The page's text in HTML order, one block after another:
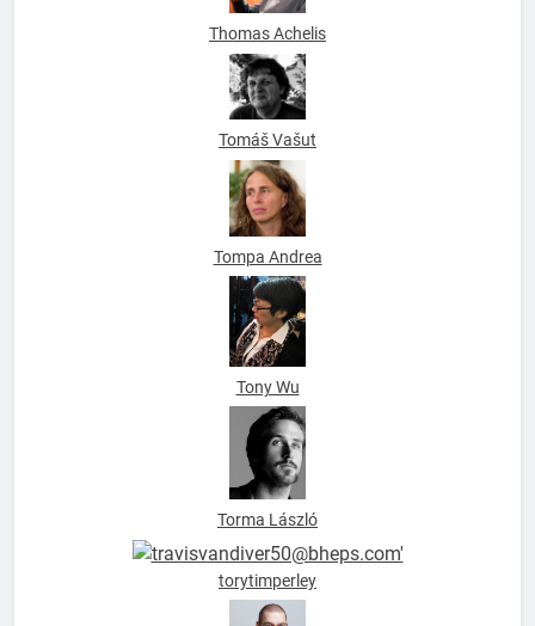
Tomáš Vašut
Tompa Andrea
Tony Wu
Torma László
torytimperley